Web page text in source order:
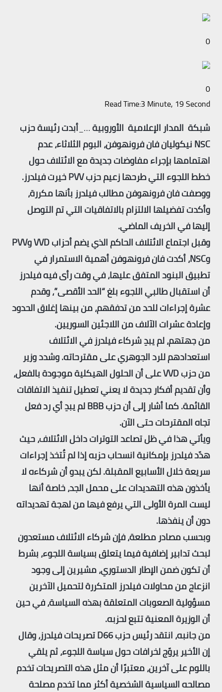
0
0
Read Time:3 Minute, 19 Second
شبكة المدار الإعلامية الأوروبية…_أبدت رئيسة حزب
NSC نيكوليان فان فرونهوفن، البوم الثلاثاء، عدم
اهتمامها بإجراء مفاوضات جديدة مع الائتلاف حول
خطط اللجوء التي طرحها زعيم حزب PVV خيرت فيلدرز.
ووصفت فان فرونهوفن مطالب فيلدرز بأنها مكررة،
وأكدت تفضيلها الالتزام بالاتفاقيات التي تم التوصل
إليها في الخريف الماضي.
وقبل اجتماع الائتلاف الحاكم الذي يضم أحزاب VVD وPVV
وNSC، أكدت فان فرونهوفن أهمية الاستمرار في
تطبيق البنود المتفق عليها، في وقت رأى فيه فيلدرز
أن استقبال طالبي اللجوء بلغ “الحد الأقصى”، وقدم
عشرة إجراءات للحد من تدفقهم، من بينها إغلاق الحدود
وإعادة عشرات الآلاف من اللاجئين السوريين.
من جهتهم، لم يبدِ شركاء فيلدرز في الائتلاف
استعدادهم للرد الجوهري على مقترحاته. وشدد وزير
من حزب VVD على أن الحلول الهيكلية موجودة بالفعل،
وأن تقديم أفكار جديدة لا يعني تعطيل تنفيذ الاتفاقات
القائمة. كما أشار إلى أن حزب BBB لم يبدِ أي رد فعل
تجاه المقترحات حتى الآن.
ويأتي هذا في ظل تصاعد التوترات داخل الائتلاف، حيث
هدّد فيلدرز بإمكانية انسحاب حزبه إذا لم تُتخذ إجراءات
سريعة خلال الأسابيع المقبلة. لكن يبدو أن شركاءه لا
يأخذون هذه التهديدات على محمل الجد، خاصة أنها
ليست المرة الأولى التي يرفع فيها من لهجة تهديداته
دون أن ينفذها.
وبحسب مصادر مطلعة، فإن شركاء الائتلاف مستعدون
لبحث تدابير إضافية فيما يتعلق بسياسة اللجوء، بشرط
أن تكون ضمن الإطار الدستوري، مشيرين إلى وجود
انزعاج من محاولات فيلدرز المتكررة لتحميل الآخرين
مسؤولية الصعوبات المتعلقة بهذه السياسة، في حين
أن الوزيرة المعنية تتبع لحزبه.
من جانبه، انتقد رئيس حزب D66 تصريحات فيلدرز، وقال
إن الأخير يروّج لخرافات حول سياسة اللجوء، ثم يلقي
باللوم على آخرين، معتبرًا أن مثل هذه التصريحات تخدم
مصالحه السياسية الشخصية أكثر مما تخدم مصلحة